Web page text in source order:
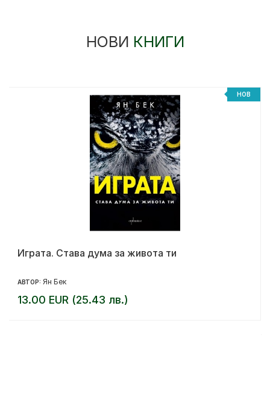
НОВИ КНИГИ
НОВ
Играта. Става дума за живота ти
АВТОР: Ян Бек
13.00 EUR (25.43 лв.)